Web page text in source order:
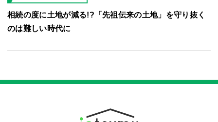
相続の度に土地が減る!?「先祖伝来の土地」を守り抜く
のは難しい時代に